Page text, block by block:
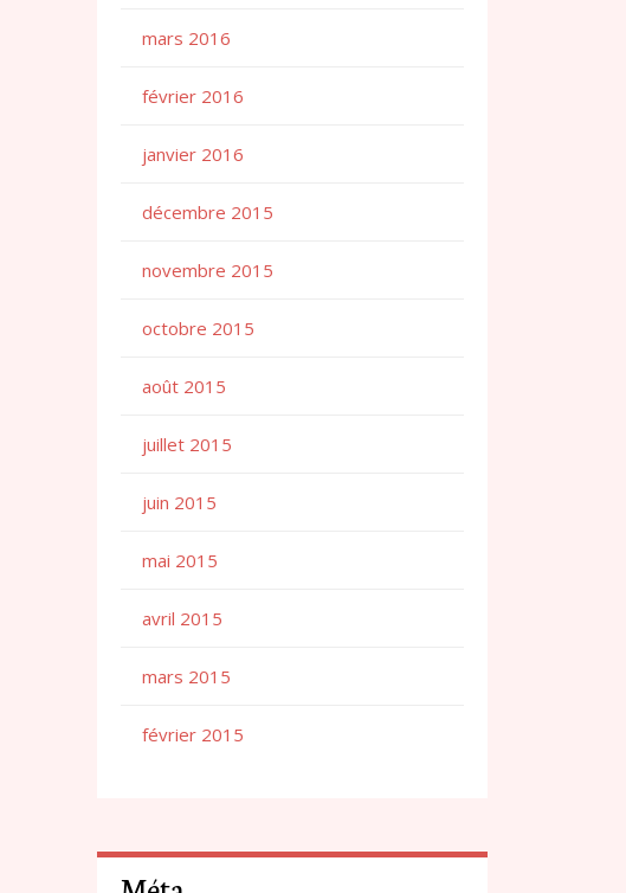
mars 2016
février 2016
janvier 2016
décembre 2015
novembre 2015
octobre 2015
août 2015
juillet 2015
juin 2015
mai 2015
avril 2015
mars 2015
février 2015